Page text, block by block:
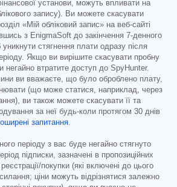
установи, можуть впливати на
запису). Ви можете скасувати
«Мій обліковий запис» на веб-сайті
з EnigmaSoft до закінчення 7-денного
стягнення плати одразу після
Якщо ви вирішите скасувати пробну
негайно втратите доступ до SpyHunter.
ви вважаєте, що було оброблено плату,
(що може статися, наприклад, через
ви також можете скасувати її та
за неї будь-коли протягом 30 днів
запитання.
періоду з вас буде негайно стягнуто
підписки, зазначені в пропозиційних
покупки (які включені до цього
ціни можуть відрізнятися залежно